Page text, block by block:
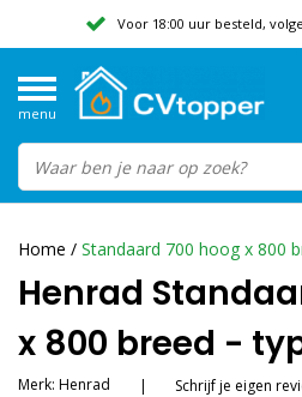
Voor 18:00 uur besteld,
Beoordeeld met
menu
Home / Standaard 700 hoog x 800
Henrad
x 800 breed -
Merk: Henrad | Schrijf je eigen